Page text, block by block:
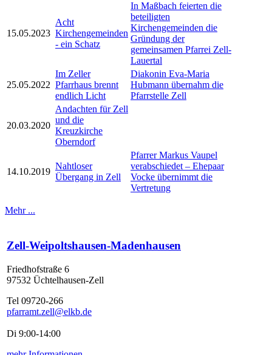
15.05.2023
Acht
Kirchengemeinden
- ein Schatz
In Maßbach feierten die
beteiligten
Kirchengemeinden die
Gründung der
gemeinsamen Pfarrei Zell-
Lauertal
25.05.2022
Im Zeller
Pfarrhaus brennt
endlich Licht
Diakonin Eva-Maria
Hubmann übernahm die
Pfarrstelle Zell
20.03.2020
Andachten für Zell
und die
Kreuzkirche
Oberndorf
14.10.2019
Nahtloser
Übergang in Zell
Pfarrer Markus Vaupel
verabschiedet – Ehepaar
Vocke übernimmt die
Vertretung
Mehr ...
Zell-Weipoltshausen-Madenhausen
Friedhofstraße 6
97532 Üchtelhausen-Zell
Tel 09720-266
pfarramt.zell@elkb.de
Di 9:00-14:00